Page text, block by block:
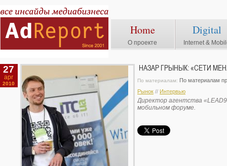
Home
О проекте
Digital
Internet &
27
apr
2010
НАЗАР ГРЫНЫК: «СЕТИ
По материалам: По материалам
Рынок // Интервью
Директор агентства
мобильном форуме.